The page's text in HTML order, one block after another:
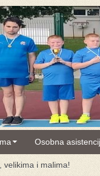
Osobna
velikima i malima!